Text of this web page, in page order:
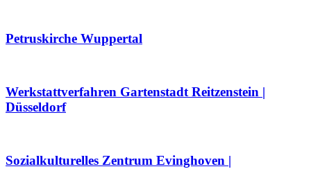
Petruskirche Wuppertal
Werkstattverfahren Gartenstadt Reitzenstein |
Düsseldorf
Sozialkulturelles Zentrum Evinghoven |